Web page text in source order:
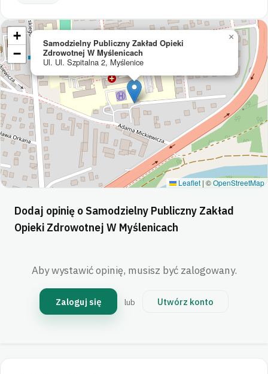
Samodzielny Publiczny Zakład Opieki
Zdrowotnej W Myślenicach
Ul. Ul. Szpitalna 2, Myślenice
×
+
−
Leaflet | ©OpenStreetMap
Dodaj opinię o Samodzielny Publiczny Zakład
Opieki Zdrowotnej W Myślenicach
Aby wystawić opinię, musisz być zalogowany.
Zaloguj się lub Utwórz konto